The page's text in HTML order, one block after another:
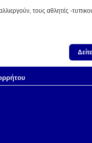
τους αθλητές -